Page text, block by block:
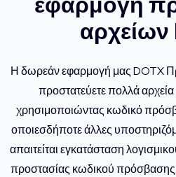
αρχείων
Η δωρεάν εφαρμογή μας DOTX
προστατεύετε πολλά
χρησιμοποιώντας κωδικό
οποιεσδήποτε άλλες
απαιτείται εγκατάσταση
προστασίας κωδικού πρόσβασης